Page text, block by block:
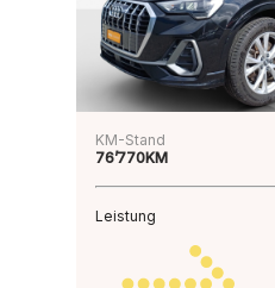
KM-Stand
76’770KM
Leistung